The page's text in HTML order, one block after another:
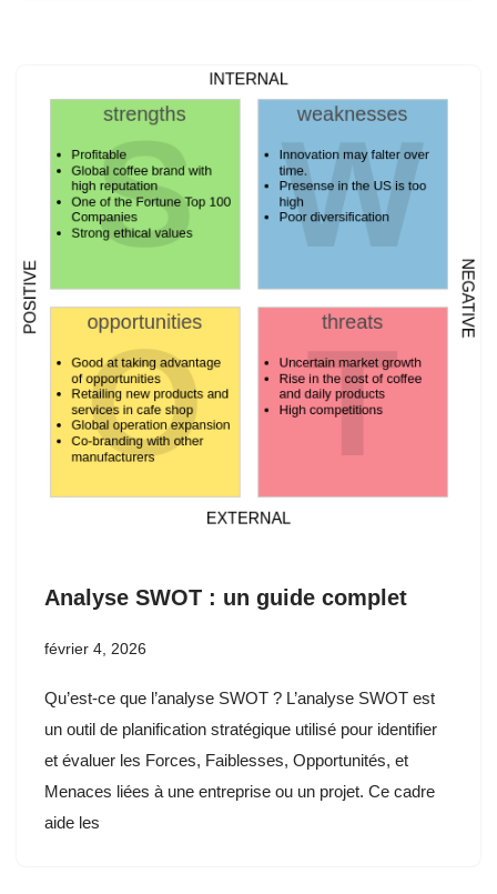
Analyse SWOT : un guide complet
février 4, 2026
Qu’est-ce que l’analyse SWOT ? L’analyse SWOT est
un outil de planification stratégique utilisé pour identifier
et évaluer les Forces, Faiblesses, Opportunités, et
Menaces liées à une entreprise ou un projet. Ce cadre
aide les